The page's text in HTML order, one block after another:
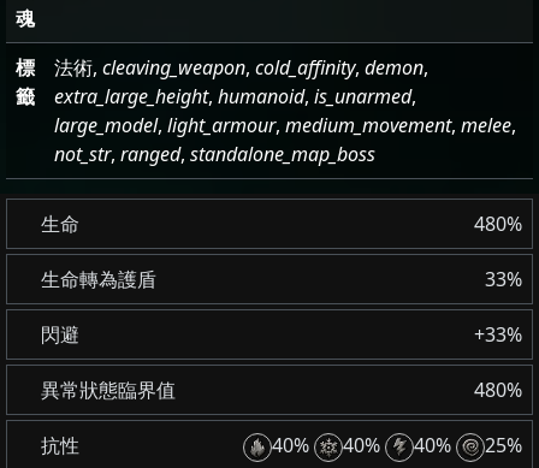
魂
標
籤
法術, cleaving_weapon, cold_affinity, demon,
extra_large_height, humanoid, is_unarmed,
large_model, light_armour, medium_movement, melee,
not_str, ranged, standalone_map_boss
生命 480%
生命轉為護盾 33%
閃避 +33%
異常狀態臨界值 480%
抗性 40% 40% 40% 25%